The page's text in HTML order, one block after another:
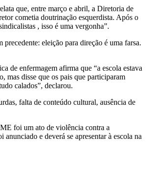
que, entre março e abril, a Diretoria de
cometia doutrinação esquerdista. Após o
, isso é uma vergonha”.
eleição para direção é uma farsa.
de enfermagem afirma que “a escola estava
mas disse que os pais que participaram
calados”, declarou.
falta de conteúdo cultural, ausência de
foi um ato de violência contra a
e deverá se apresentar à escola na